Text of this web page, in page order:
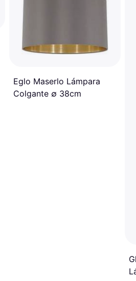
Eglo Maserlo Lámpara
Colgante ∅ 38cm